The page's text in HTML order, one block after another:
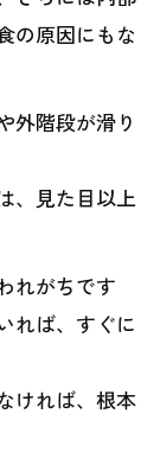
の原因にもな
外階段が滑り
、見た目以上
れがちです
れば、すぐに
ければ、根本